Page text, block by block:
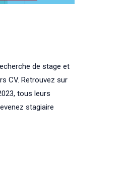
de stage et
CV. Retrouvez sur
tous leurs
stagiaire